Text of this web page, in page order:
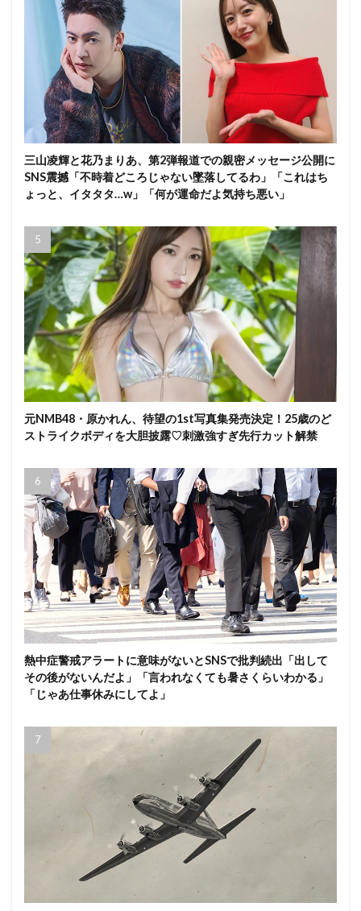
三山凌輝と花乃まりあ、第2弾報道での親密メッセージ公開に
SNS震撼「不時着どころじゃない墜落してるわ」「これはち
ょっと、イタタタ…w」「何が運命だよ気持ち悪い」
元NMB48・原かれん、待望の1st写真集発売決定！25歳のど
ストライクボディを大胆披露♡刺激強すぎ先行カット解禁
熱中症警戒アラートに意味がないとSNSで批判続出「出して
その後がないんだよ」「言われなくても暑さくらいわかる」
「じゃあ仕事休みにしてよ」